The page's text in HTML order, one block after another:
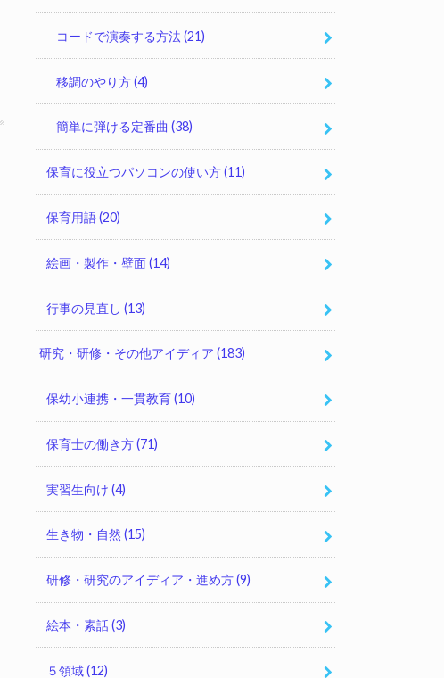
コードで演奏する方法(21)
移調のやり方(4)
簡単に弾ける定番曲(38)
保育に役立つパソコンの使い方(11)
保育用語(20)
絵画・製作・壁面(14)
行事の見直し (13)
研究・研修・その他アイディア(183)
保幼小連携・一貫教育(10)
保育士の働き方(71)
実習生向け (4)
生き物・自然 (15)
研修・研究のアイディア・進め方(9)
絵本・素話(3)
５領域(12)